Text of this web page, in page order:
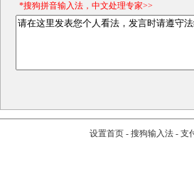
*搜狗拼音输入法，中文处理专家>>
设置首页- 搜狗输入法- 支